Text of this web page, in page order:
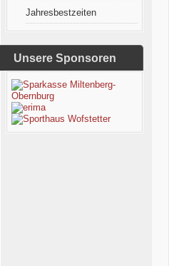
Jahresbestzeiten
Unsere Sponsoren